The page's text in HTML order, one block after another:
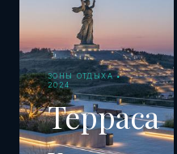
ЗОНЫ ОТДЫХА •
2024
Терраса